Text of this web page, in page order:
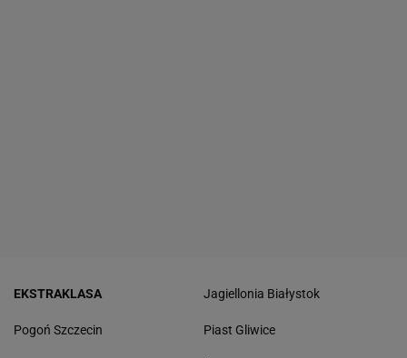
EKSTRAKLASA
Pogoń Szczecin
Jagiellonia Białystok
Piast Gliwice